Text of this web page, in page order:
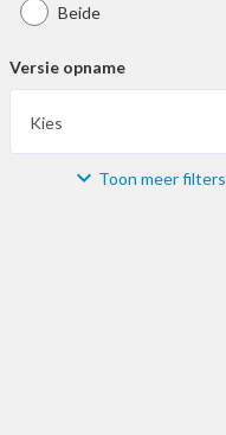
Beide
Versie opname
Kies
Materiaal Toon meer filters